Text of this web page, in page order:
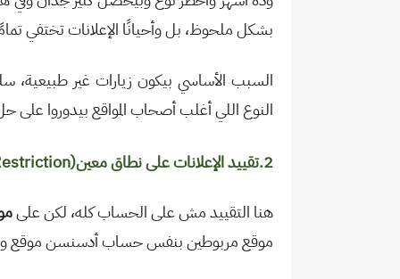
بشكل ملحوظ، بل وأحيانًا الإعلانات تختفي
السبب الأساسي بيكون زيارات غير
النوع اللي أغلب أصحاب المواقع بيدوروا
2.تقييد الإعلانات على نطاق معين
هنا التقييد مش على الحساب كله، لكن على
موقع مربوطين بنفس حساب أدسنسن موقع